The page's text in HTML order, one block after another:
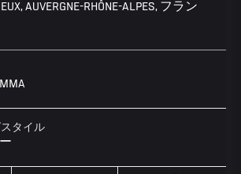
AUVERGNE-RHÔNE-ALPES, フラン
タイル